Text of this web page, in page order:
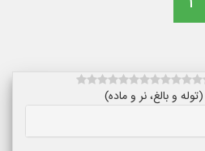
و بالغ، نر و ماده)